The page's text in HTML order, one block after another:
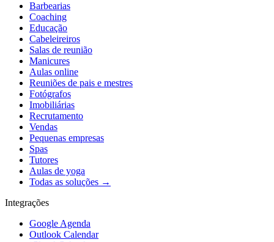
Barbearias
Coaching
Educação
Cabeleireiros
Salas de reunião
Manicures
Aulas online
Reuniões de pais e mestres
Fotógrafos
Imobiliárias
Recrutamento
Vendas
Pequenas empresas
Spas
Tutores
Aulas de yoga
Todas as soluções →
Integrações
Google Agenda
Outlook Calendar